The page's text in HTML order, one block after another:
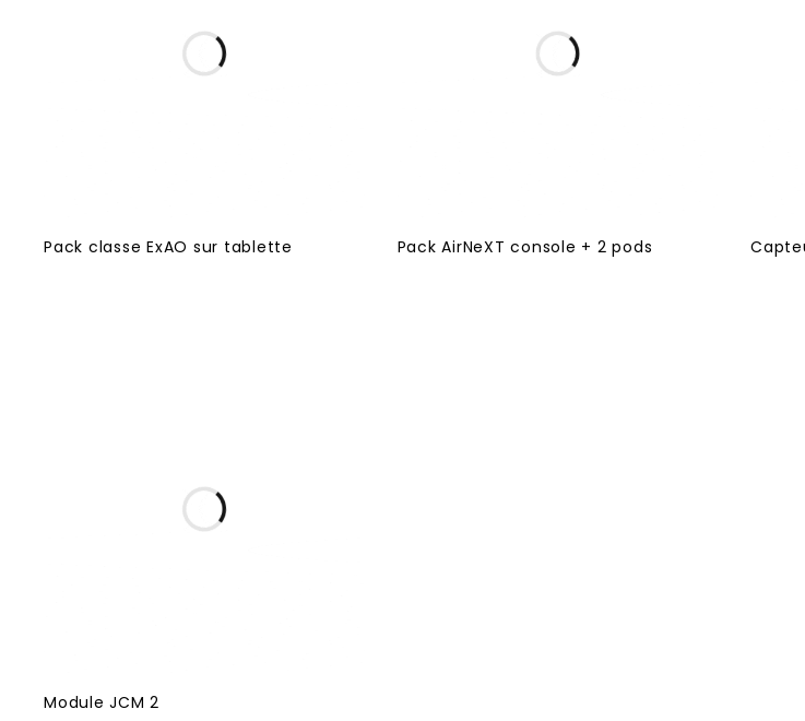
Pack classe ExAO sur tablette Pack AirNeXT console + 2 pods
Module JCM 2